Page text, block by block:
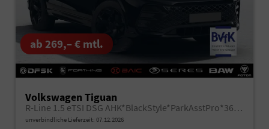
ab 269,– € mtl.
Volkswagen Tiguan
R-Line 1.5 eTSI DSG AHK*BlackStyle*ParkAsstPro*360° Kamera*Android Auto*Navi*SHZ*Matrix*HUD
unverbindliche Lieferzeit: 07.12.2026